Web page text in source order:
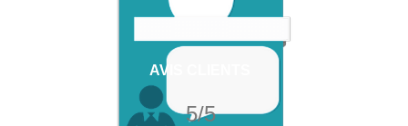
AVIS CLIENTS
5/5